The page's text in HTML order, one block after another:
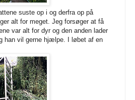
suste op i og derfra op på
alt for meget. Jeg forsøger at få
var alt for dyr og den anden lader
han vil gerne hjælpe. I løbet af en